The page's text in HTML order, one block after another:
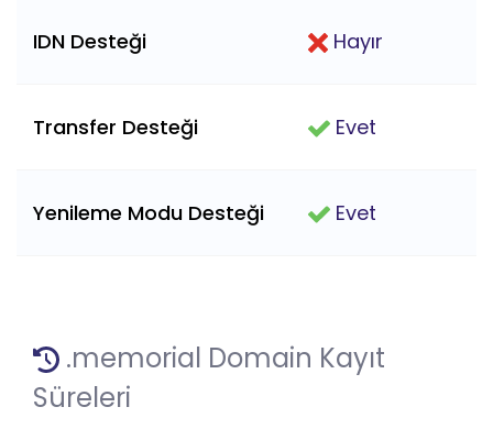
IDN Desteği Hayır
Transfer Desteği Evet
Yenileme Modu Desteği Evet
.memorial Domain Kayıt
Süreleri